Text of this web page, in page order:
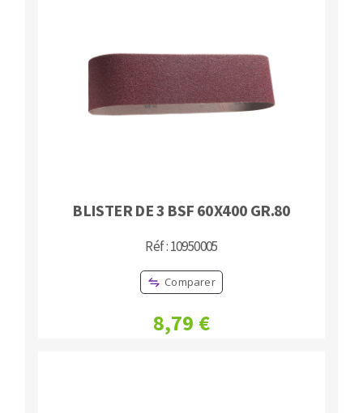
BLISTER DE 3 BSF 60X400 GR.80
Réf : 10950005
Comparer
8,79 €